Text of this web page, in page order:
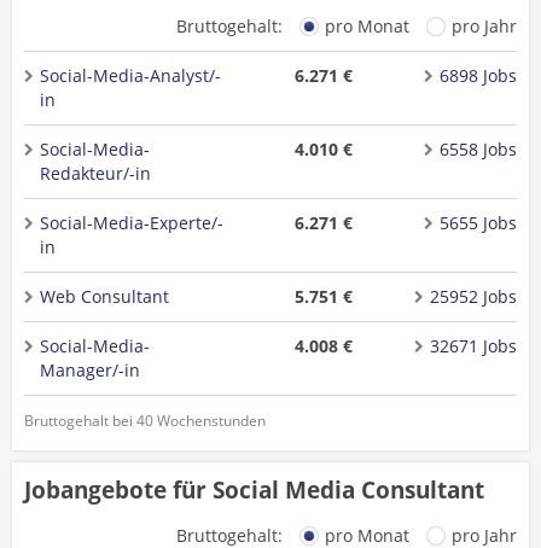
Bruttogehalt: pro Monat pro Jahr
Social-Media-Analyst/-
in
6.271 € 6898 Jobs
Social-Media-
Redakteur/-in
4.010 € 6558 Jobs
Social-Media-Experte/-
in
6.271 € 5655 Jobs
Web Consultant 5.751 € 25952 Jobs
Social-Media-
Manager/-in
4.008 € 32671 Jobs
Bruttogehalt bei 40 Wochenstunden
Jobangebote für Social Media Consultant
Bruttogehalt: pro Monat
pro Jahr